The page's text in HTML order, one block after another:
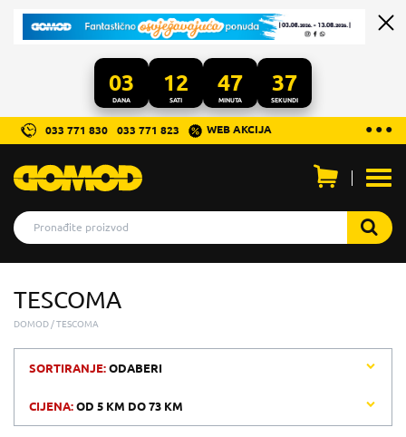
03
DANA
12
SATI
47
MINUTA
37
SEKUNDI
...
● ● ●
033 771 830 033 771 823 WEB AKCIJA
TESCOMA
DOMOD TESCOMA
SORTIRANJE:ODABERI
CIJENA:OD 5 KM DO73 KM